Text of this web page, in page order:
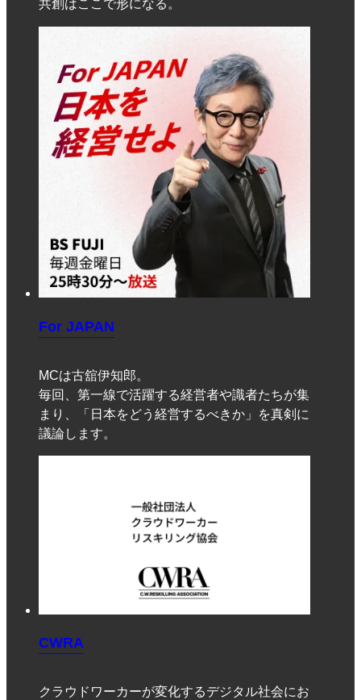
共創はここで形になる。
For JAPAN
MCは古舘伊知郎。
毎回、第一線で活躍する経営者や識者たちが集
まり、「日本をどう経営するべきか」を真剣に
議論します。
CWRA
クラウドワーカーが変化するデジタル社会にお